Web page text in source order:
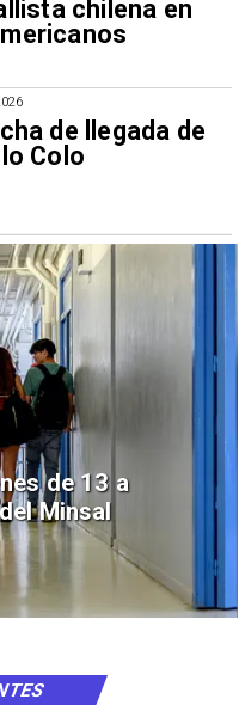
chilena en
de llegada de
Colo
de 13 a
Minsal